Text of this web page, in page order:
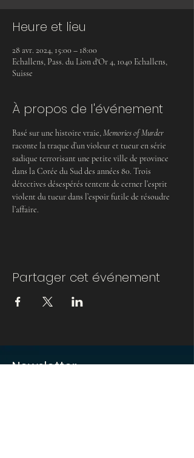
Heure et lieu
28 avr. 2024, 15:00 – 18:00
Echallens, Pass. du Lion d'Or 4, 1040 Echallens,
Suisse
À propos de l'événement
Basé sur une histoire vraie, Memories of Murder
raconte la traque d’un violeur et tueur en série
sadique terrorisant une petite ville de province
dans la Corée du Sud des années 80. Trois
détectives désespérés tentent de cerner l’esprit
violent du tueur dans l’espoir futile de résoudre
l’affaire.
Partager cet événement
Newsletter